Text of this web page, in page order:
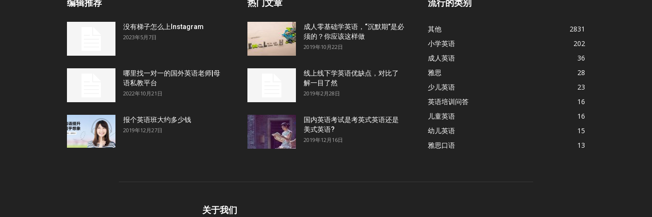
编辑推荐
没有梯子怎么上Instagram
2023年5月7日
哪里找一对一的国外英语老师|母
语私教平台
2022年10月21日
报个英语班大约多少钱
2019年12月27日
热门文章
成人零基础学英语，“沉默期”是必
须的？你应该这样做
2019年10月22日
线上线下学英语优缺点，对比了
解一目了然
2019年2月28日
国内英语考试是考英式英语还是
美式英语?
2019年12月16日
流行的类别
其他
2831
小学英语
202
成人英语
36
雅思
28
少儿英语
23
英语培训问答
16
儿童英语
16
幼儿英语
15
雅思口语
13
关于我们